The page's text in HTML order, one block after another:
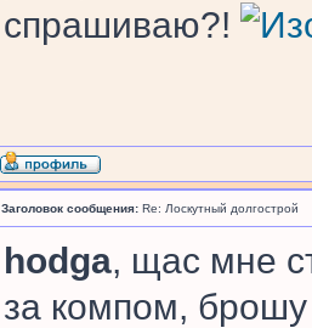
спрашиваю?!
Заголовок сообщения: Re: Лоскутный долгострой
hodga, щас мне
за компом,